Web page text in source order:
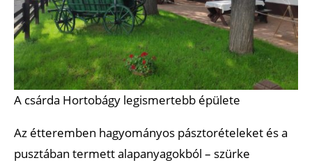
A csárda Hortobágy legismertebb épülete
Az étteremben hagyományos pásztorételeket és a
pusztában termett alapanyagokból – szürke